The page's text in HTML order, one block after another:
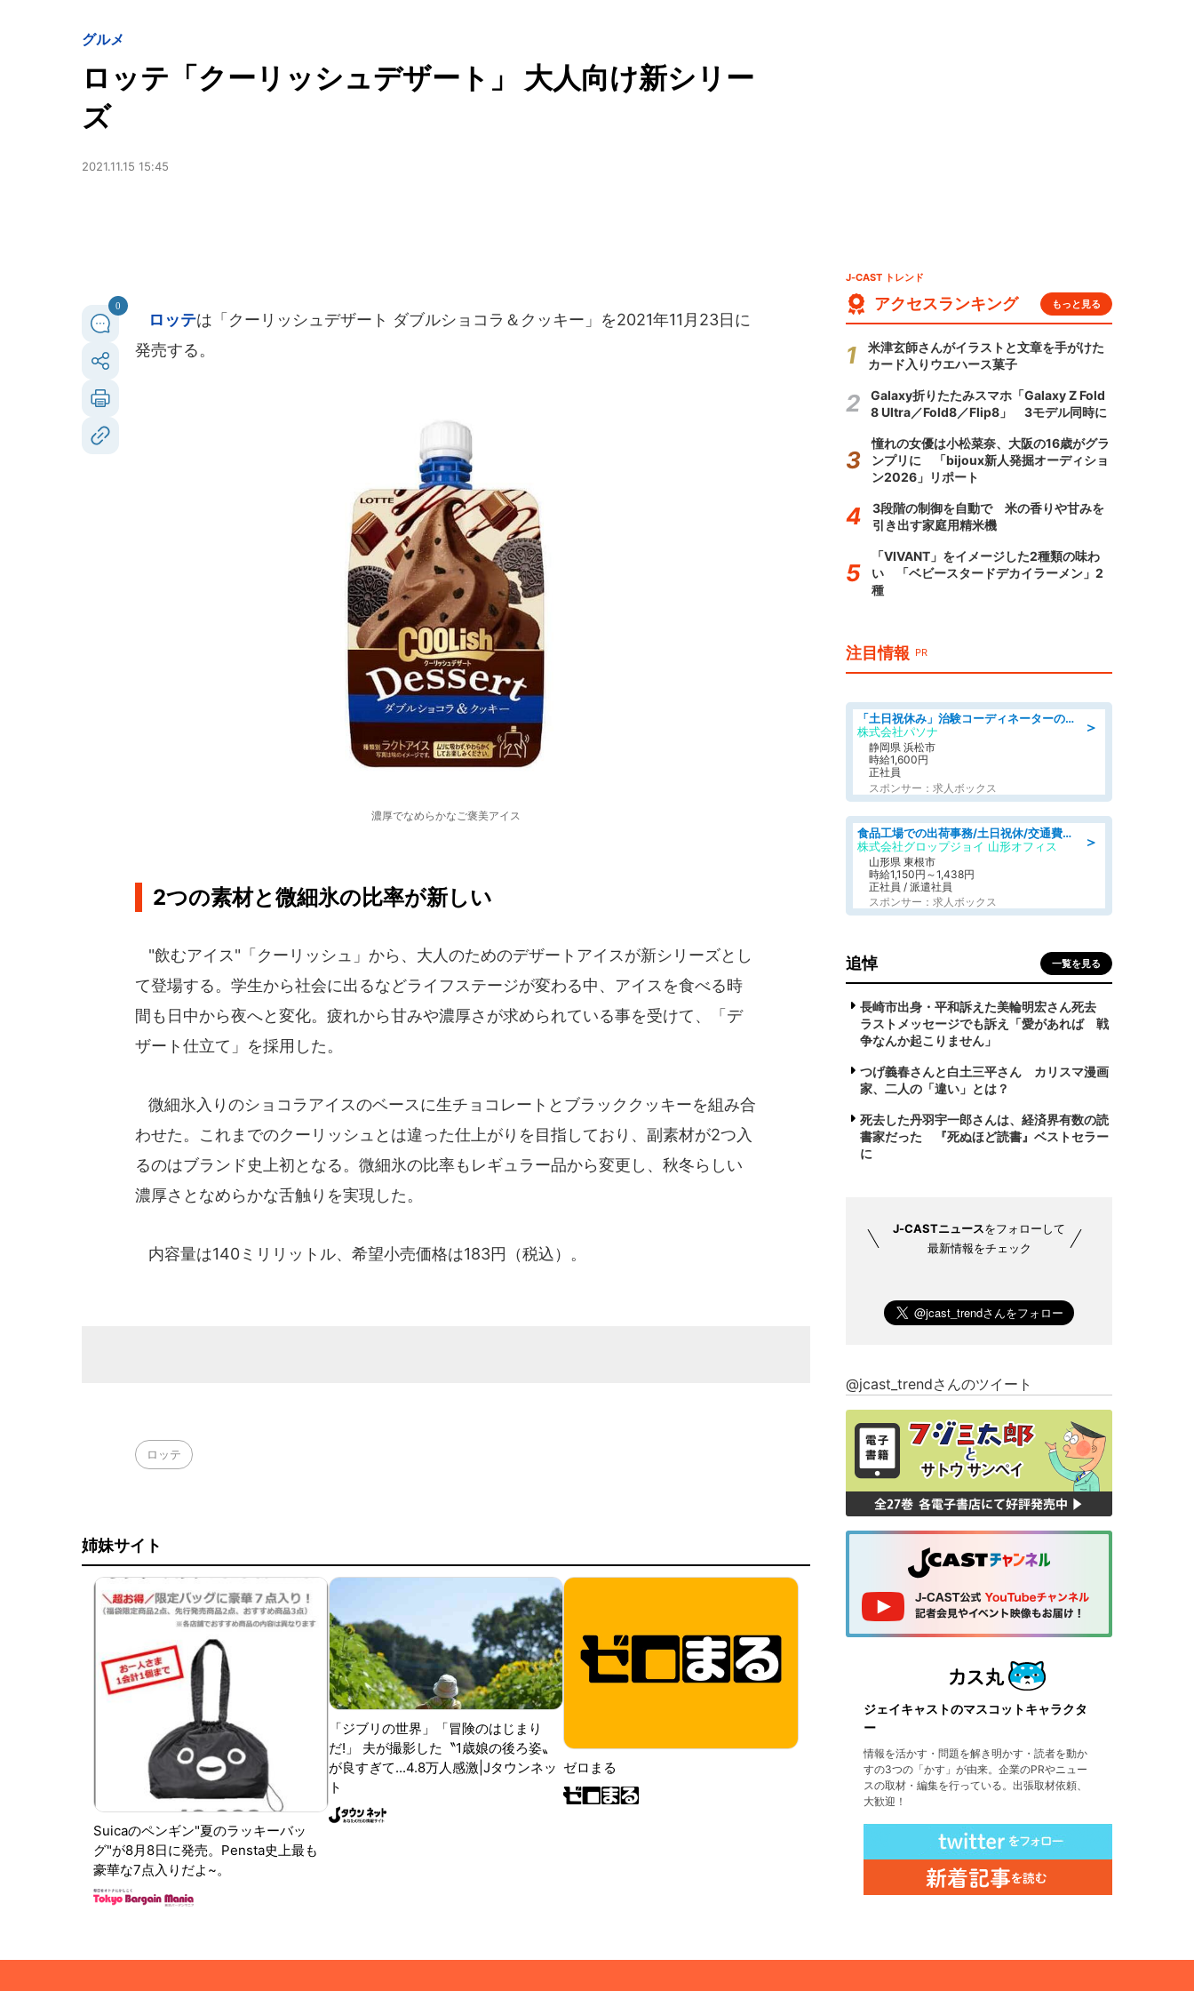
グルメ
ロッテ「クーリッシュデザート」 大人向け新シリー
ズ
2021.11.15 15:45
0
ロッテは「クーリッシュデザート ダブルショコラ＆クッキー」を2021年11月23日に
発売する。
濃厚でなめらかなご褒美アイス
2つの素材と微細氷の比率が新しい
"飲むアイス"「クーリッシュ」から、大人のためのデザートアイスが新シリーズとし
て登場する。学生から社会に出るなどライフステージが変わる中、アイスを食べる時
間も日中から夜へと変化。疲れから甘みや濃厚さが求められている事を受けて、「デ
ザート仕立て」を採用した。
微細氷入りのショコラアイスのベースに生チョコレートとブラッククッキーを組み合
わせた。これまでのクーリッシュとは違った仕上がりを目指しており、副素材が2つ入
るのはブランド史上初となる。微細氷の比率もレギュラー品から変更し、秋冬らしい
濃厚さとなめらかな舌触りを実現した。
内容量は140ミリリットル、希望小売価格は183円（税込）。
ロッテ
姉妹サイト
Suicaのペンギン"夏のラッキーバッ
グ"が8月8日に発売。Pensta史上最も
豪華な7点入りだよ~。
「ジブリの世界」「冒険のはじまり
だ!」 夫が撮影した〝1歳娘の後ろ姿〟
が良すぎて...4.8万人感激|Jタウンネッ
ト
ゼロまる
J-CAST トレンド
アクセスランキング もっと見る
米津玄師さんがイラストと文章を手がけた
カード入りウエハース菓子
Galaxy折りたたみスマホ「Galaxy Z Fold
8 Ultra／Fold8／Flip8」 3モデル同時に
憧れの女優は小松菜奈、大阪の16歳がグラ
ンプリに 「bijoux新人発掘オーディショ
ン2026」リポート
3段階の制御を自動で 米の香りや甘みを
引き出す家庭用精米機
「VIVANT」をイメージした2種類の味わ
い 「ベビースタードデカイラーメン」2
種
注目情報 PR
＞
「土日祝休み」治験コーディネーターのお仕事/未経験OK
株式会社パソナ
静岡県 浜松市
時給1,600円
正社員
スポンサー：求人ボックス
＞
食品工場での出荷事務/土日祝休/交通費支給
株式会社グロップジョイ 山形オフィス
山形県 東根市
時給1,150円～1,438円
正社員 / 派遣社員
スポンサー：求人ボックス
追悼 一覧を見る
長崎市出身・平和訴えた美輪明宏さん死去
ラストメッセージでも訴え「愛があれば 戦
争なんか起こりません」
つげ義春さんと白土三平さん カリスマ漫画
家、二人の「違い」とは？
死去した丹羽宇一郎さんは、経済界有数の読
書家だった 『死ぬほど読書』ベストセラー
に
J-CASTニュースをフォローして
最新情報をチェック
@jcast_trendさんのツイート
ジェイキャストのマスコットキャラクタ
ー
情報を活かす・問題を解き明かす・読者を動か
すの3つの「かす」が由来。企業のPRやニュー
スの取材・編集を行っている。出張取材依頼、
大歓迎！